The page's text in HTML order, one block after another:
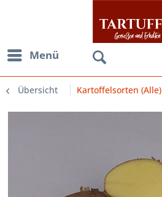
Menü
Übersicht Kartoffelsorten (Alle)